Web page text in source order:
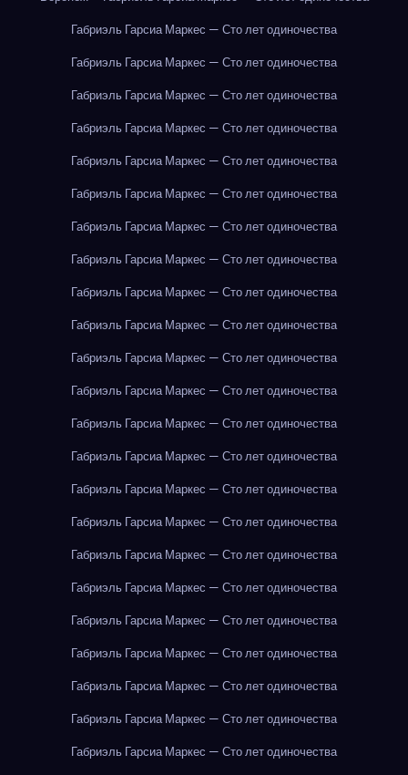
Габриэль Гарсиа Маркес — Сто лет одиночества
Габриэль Гарсиа Маркес — Сто лет одиночества
Габриэль Гарсиа Маркес — Сто лет одиночества
Габриэль Гарсиа Маркес — Сто лет одиночества
Габриэль Гарсиа Маркес — Сто лет одиночества
Габриэль Гарсиа Маркес — Сто лет одиночества
Габриэль Гарсиа Маркес — Сто лет одиночества
Габриэль Гарсиа Маркес — Сто лет одиночества
Габриэль Гарсиа Маркес — Сто лет одиночества
Габриэль Гарсиа Маркес — Сто лет одиночества
Габриэль Гарсиа Маркес — Сто лет одиночества
Габриэль Гарсиа Маркес — Сто лет одиночества
Габриэль Гарсиа Маркес — Сто лет одиночества
Габриэль Гарсиа Маркес — Сто лет одиночества
Габриэль Гарсиа Маркес — Сто лет одиночества
Габриэль Гарсиа Маркес — Сто лет одиночества
Габриэль Гарсиа Маркес — Сто лет одиночества
Габриэль Гарсиа Маркес — Сто лет одиночества
Габриэль Гарсиа Маркес — Сто лет одиночества
Габриэль Гарсиа Маркес — Сто лет одиночества
Габриэль Гарсиа Маркес — Сто лет одиночества
Габриэль Гарсиа Маркес — Сто лет одиночества
Габриэль Гарсиа Маркес — Сто лет одиночества